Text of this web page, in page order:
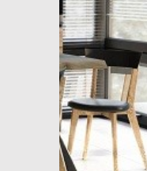
WISHLIST
КАТАЛОГ
CHECKOUT
MY ACCOUNT